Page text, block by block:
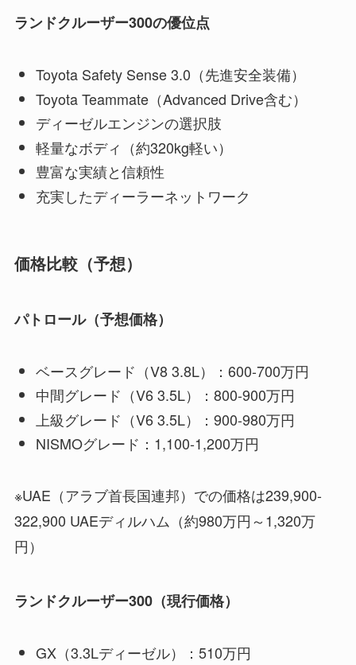
ランドクルーザー300の優位点
Toyota Safety Sense 3.0（先進安全装備）
Toyota Teammate（Advanced Drive含む）
ディーゼルエンジンの選択肢
軽量なボディ（約320kg軽い）
豊富な実績と信頼性
充実したディーラーネットワーク
価格比較（予想）
パトロール（予想価格）
ベースグレード（V8 3.8L）：600-700万円
中間グレード（V6 3.5L）：800-900万円
上級グレード（V6 3.5L）：900-980万円
NISMOグレード：1,100-1,200万円
※UAE（アラブ首長国連邦）での価格は239,900-
322,900 UAEディルハム（約980万円～1,320万
円）
ランドクルーザー300（現行価格）
GX（3.3Lディーゼル）：510万円